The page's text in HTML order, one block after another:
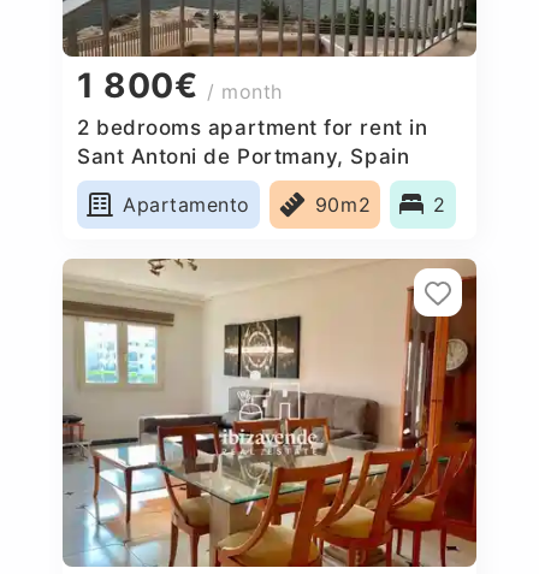
1 800€ / month
2 bedrooms apartment for rent in
Sant Antoni de Portmany, Spain
Apartamento
90m2 2